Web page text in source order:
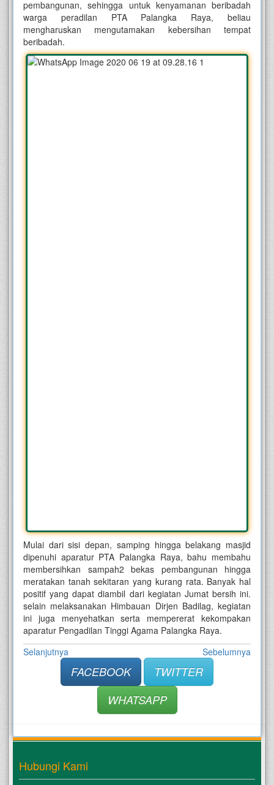
pembangunan, sehingga untuk kenyamanan beribadah
warga peradilan PTA Palangka Raya, beliau
mengharuskan mengutamakan kebersihan tempat
beribadah.
Mulai dari sisi depan, samping hingga belakang masjid
dipenuhi aparatur PTA Palangka Raya, bahu membahu
membersihkan sampah2 bekas pembangunan hingga
meratakan tanah sekitaran yang kurang rata. Banyak hal
positif yang dapat diambil dari kegiatan Jumat bersih ini.
selain melaksanakan Himbauan Dirjen Badilag, kegiatan
ini juga menyehatkan serta mempererat kekompakan
aparatur Pengadilan Tinggi Agama Palangka Raya.
Selanjutnya
Sebelumnya
FACEBOOK
TWITTER
WHATSAPP
Hubungi Kami